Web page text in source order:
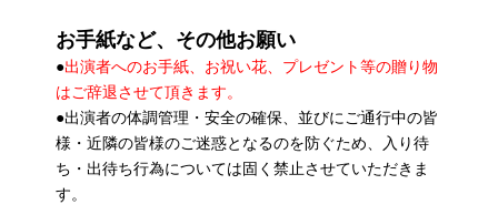
お手紙など、その他お願い
●出演者へのお手紙、お祝い花、プレゼント等の贈り物
はご辞退させて頂きます。
●出演者の体調管理・安全の確保、並びにご通行中の皆
様・近隣の皆様のご迷惑となるのを防ぐため、入り待
ち・出待ち行為については固く禁止させていただきま
す。